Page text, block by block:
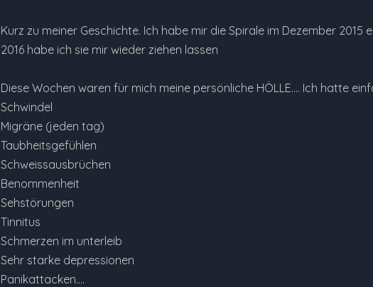
Kurz zu meiner Geschichte. Ich habe mir die Spirale im Dezember
2016 habe ich sie mir wieder ziehen lassen
Diese Wochen waren für mich meine persönliche HÖLLE.... Ich hatte
Schwindel
Migräne (jeden tag)
Taubheitsgefühlen
Schweissausbrüchen
Benommenheit
Sehstörungen
Tinnitus
Schmerzen im unterleib
Sehr starke depressionen
Panikattacken....